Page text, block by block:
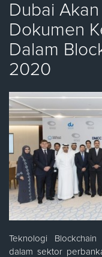
Dubai
Dokumen
Dalam
2020
Teknologi
dalam sektor